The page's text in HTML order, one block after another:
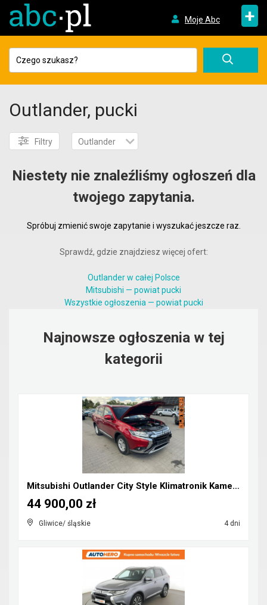
Moje Abc +
Outlander, pucki
Filtry Outlander
Niestety nie znaleźliśmy ogłoszeń dla
twojego zapytania.
Spróbuj zmienić swoje zapytanie i wyszukać jeszcze raz.
Sprawdź, gdzie znajdziesz więcej ofert:
Outlander w całej Polsce
Mitsubishi — powiat pucki
Wszystkie ogłoszenia — powiat pucki
Najnowsze ogłoszenia w tej
kategorii
Mitsubishi Outlander City Style Klimatronik Kamera...
Gliwice/ śląskie 4 dni
44 900,00 zł